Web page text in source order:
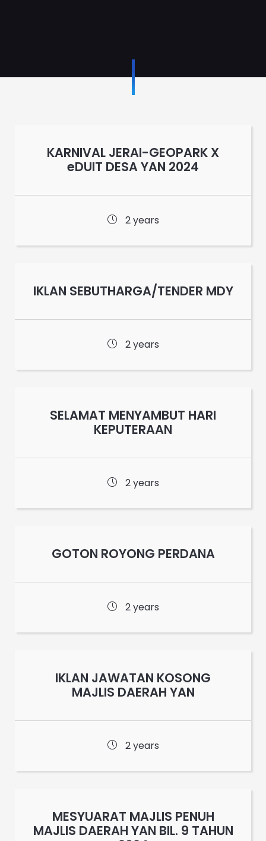
KARNIVAL JERAI-GEOPARK X
eDUIT DESA YAN 2024
2 years
IKLAN SEBUTHARGA/TENDER MDY
2 years
SELAMAT MENYAMBUT HARI
KEPUTERAAN
2 years
GOTON ROYONG PERDANA
2 years
IKLAN JAWATAN KOSONG
MAJLIS DAERAH YAN
2 years
MESYUARAT MAJLIS PENUH
MAJLIS DAERAH YAN BIL. 9 TAHUN